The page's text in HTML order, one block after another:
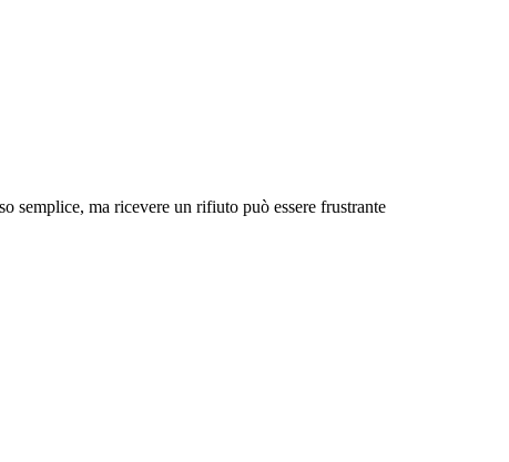
semplice, ma ricevere un rifiuto può essere frustrante